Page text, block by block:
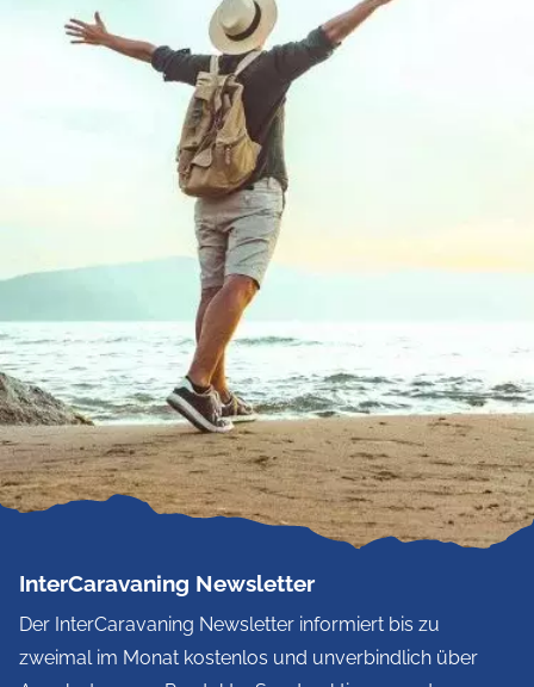
InterCaravaning Newsletter
Der InterCaravaning Newsletter informiert bis zu
zweimal im Monat kostenlos und unverbindlich über